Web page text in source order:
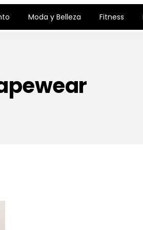
Moda y Belleza Fitness